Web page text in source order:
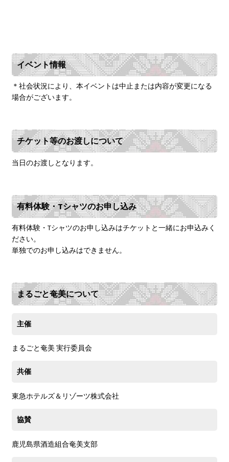
イベント情報
＊社会状況により、本イベントは中止または内容が変更になる
場合がございます。
チケット等のお渡しについて
当日のお渡しとなります。
有料体験・Tシャツのお申し込み
有料体験・Tシャツのお申し込みはチケットと一緒にお申込みく
ださい。
単独でのお申し込みはできません。
まるごと奄美について
主催
まるごと奄美 実行委員会
共催
東急ホテルズ＆リゾーツ株式会社
協賛
鹿児島県酒造組合奄美支部